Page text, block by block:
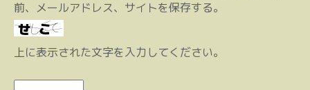
前、メールアドレス、サイトを保存する。
上に表示された文字を入力してください。